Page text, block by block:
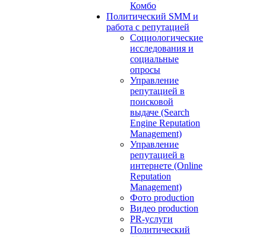
Комбо
Политический SMM и
работа с репутацией
Социологические
исследования и
социальные
опросы
Управление
репутацией в
поисковой
выдаче (Search
Engine Reputation
Management)
Управление
репутацией в
интернете (Online
Reputation
Management)
Фото production
Видео production
PR-услуги
Политический